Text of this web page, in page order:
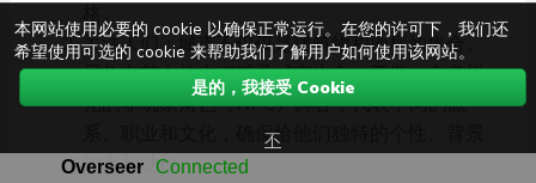
格。
关注人们：城市不仅仅是建筑物和地标的集合。
居住在其中的人们赋予城市生命。开发一个多样
化的非玩家角色（NPC）阵容，代表不同的派
系、职业和文化，确保给他们独特的个性、背景
故事和动机。
本网站使用必要的 cookie 以确保正常运行。在您的许可下，我们还
希望使用可选的 cookie 来帮助我们了解用户如何使用该网站。
是的，我接受 Cookie
不